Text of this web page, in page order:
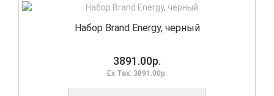
Набор Brand Energy, черный
3891.00р.
Ex Tax: 3891.00р.